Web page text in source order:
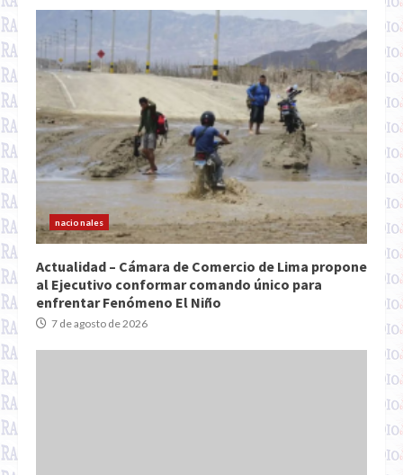
nacionales
Actualidad – Cámara de Comercio de Lima propone
al Ejecutivo conformar comando único para
enfrentar Fenómeno El Niño
7 de agosto de 2026